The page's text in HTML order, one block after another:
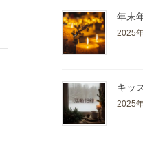
年末
2025
キッ
2025